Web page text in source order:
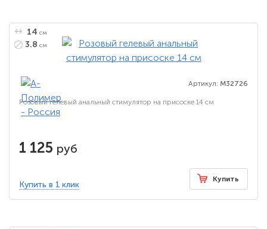
14 см
3.8 см
Артикул: M32726
Розовый гелевый анальный стимулятор на присоске 14 см
1 125 руб
Купить в 1 клик
Купить